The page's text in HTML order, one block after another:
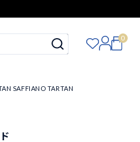
0
SAFFIANO TARTAN